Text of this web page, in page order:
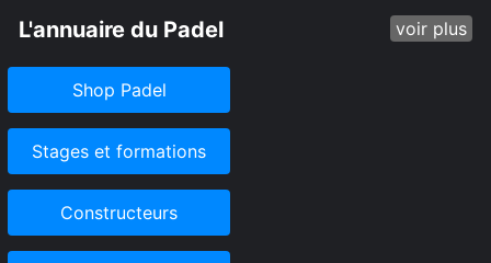
L'annuaire du Padel voir plus
Shop Padel
Stages et formations
Constructeurs